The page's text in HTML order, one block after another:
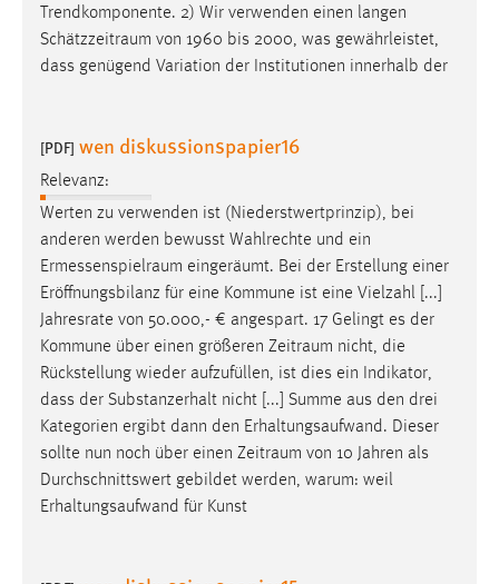
Trendkomponente. 2) Wir verwenden einen langen
Schätzzeitraum von 1960 bis 2000, was gewährleistet,
dass genügend Variation der Institutionen innerhalb der
[PDF] wen diskussionspapier16
Relevanz:
Werten zu verwenden ist (Niederstwertprinzip), bei
anderen werden bewusst Wahlrechte und ein
Ermessenspielraum eingeräumt. Bei der Erstellung einer
Eröffnungsbilanz für eine Kommune ist eine Vielzahl [...]
Jahresrate von 50.000,- € angespart. 17 Gelingt es der
Kommune über einen größeren Zeitraum nicht, die
Rückstellung wieder aufzufüllen, ist dies ein Indikator,
dass der Substanzerhalt nicht [...] Summe aus den drei
Kategorien ergibt dann den Erhaltungsaufwand. Dieser
sollte nun noch über einen Zeitraum von 10 Jahren als
Durchschnittswert gebildet werden, warum: weil
Erhaltungsaufwand für Kunst